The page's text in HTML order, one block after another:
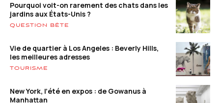
Pourquoi voit-on rarement des chats dans les
jardins aux États-Unis ?
QUESTION BÊTE
Vie de quartier à Los Angeles : Beverly Hills,
les meilleures adresses
TOURISME
New York, l’été en expos : de Gowanus à
Manhattan